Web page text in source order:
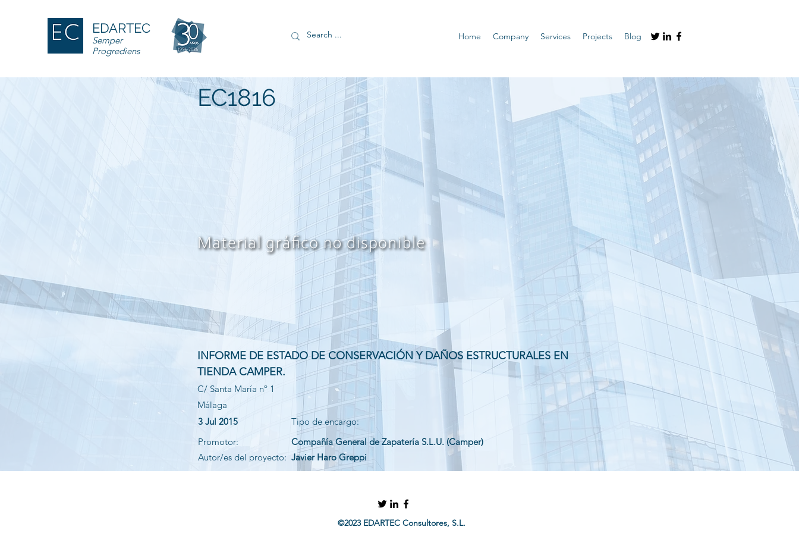
EDARTEC
Semper
Progrediens
Home Company Services Projects Blog
EC1816
INFORME DE ESTADO DE CONSERVACIÓN Y DAÑOS ESTRUCTURALES EN
TIENDA CAMPER.
C/ Santa María nº 1
Málaga
3 Jul 2015
Promotor:
Autor/es del proyecto:
Tipo de encargo:
Compañía General de Zapatería S.L.U. (Camper)
Javier Haro Greppi
©2023 EDARTEC Consultores, S.L.